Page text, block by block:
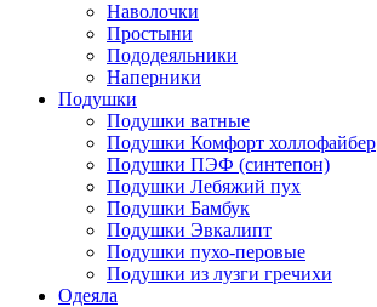
Наволочки
Простыни
Пододеяльники
Наперники
Подушки
Подушки ватные
Подушки Комфорт холлофайбер
Подушки ПЭФ (синтепон)
Подушки Лебяжий пух
Подушки Бамбук
Подушки Эвкалипт
Подушки пухо-перовые
Подушки из лузги гречихи
Одеяла